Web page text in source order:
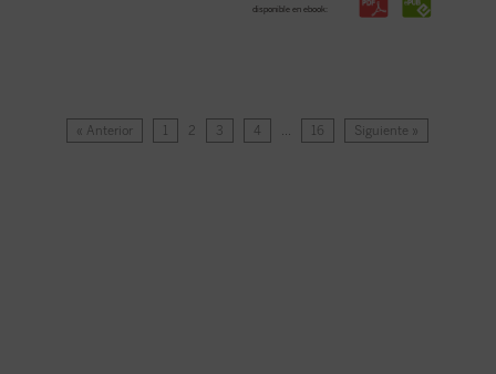
disponible en ebook:
« Anterior 1 2 3 4 … 16 Siguiente »